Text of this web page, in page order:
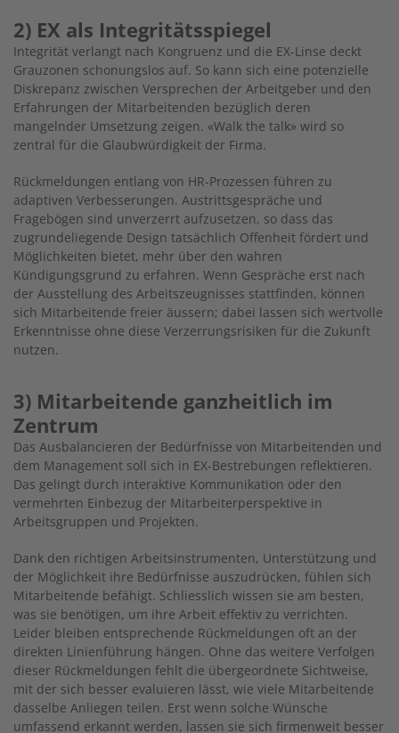
2) EX als Integritätsspiegel
Integrität verlangt nach Kongruenz und die EX-Linse deckt
Grauzonen schonungslos auf. So kann sich eine potenzielle
Diskrepanz zwischen Versprechen der Arbeitgeber und den
Erfahrungen der Mitarbeitenden bezüglich deren
mangelnder Umsetzung zeigen. «Walk the talk» wird so
zentral für die Glaubwürdigkeit der Firma.
Rückmeldungen entlang von HR-Prozessen führen zu
adaptiven Verbesserungen. Austrittsgespräche und
Fragebögen sind unverzerrt aufzusetzen, so dass das
zugrundeliegende Design tatsächlich Offenheit fördert und
Möglichkeiten bietet, mehr über den wahren
Kündigungsgrund zu erfahren. Wenn Gespräche erst nach
der Ausstellung des Arbeitszeugnisses stattfinden, können
sich Mitarbeitende freier äussern; dabei lassen sich wertvolle
Erkenntnisse ohne diese Verzerrungsrisiken für die Zukunft
nutzen.
3) Mitarbeitende ganzheitlich im
Zentrum
Das Ausbalancieren der Bedürfnisse von Mitarbeitenden und
dem Management soll sich in EX-Bestrebungen reflektieren.
Das gelingt durch interaktive Kommunikation oder den
vermehrten Einbezug der Mitarbeiterperspektive in
Arbeitsgruppen und Projekten.
Dank den richtigen Arbeitsinstrumenten, Unterstützung und
der Möglichkeit ihre Bedürfnisse auszudrücken, fühlen sich
Mitarbeitende befähigt. Schliesslich wissen sie am besten,
was sie benötigen, um ihre Arbeit effektiv zu verrichten.
Leider bleiben entsprechende Rückmeldungen oft an der
direkten Linienführung hängen. Ohne das weitere Verfolgen
dieser Rückmeldungen fehlt die übergeordnete Sichtweise,
mit der sich besser evaluieren lässt, wie viele Mitarbeitende
dasselbe Anliegen teilen. Erst wenn solche Wünsche
umfassend erkannt werden, lassen sie sich firmenweit besser